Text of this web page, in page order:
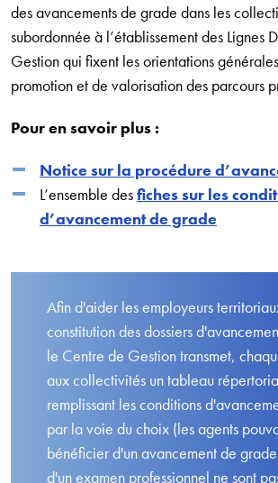
des avancements de grade dans les
subordonnée à l’établissement des Lignes
Gestion qui fixent les orientations
promotion et de valorisation des parcours
Pour en savoir plus :
Notice sur la procédure
L’ensemble desfiches sur les
d’avancement de grade
Afin d'aider les employeurs
constitution des dossiers
le Centre de Gestion transmet,
aux collectivités un tableau
remplissant les conditions
par la voie du choix (les agents
bénéficier d'un avancement de
d'un examen professionnel ne sont